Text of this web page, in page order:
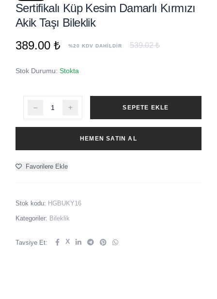
Sertifikalı Küp Kesim Damarlı Kırmızı
Akik Taşı Bileklik
389.00 ₺
%20 KDV DAHİLDİR 539.02 ₺
Stok Durumu: Stokta
SEPETE EKLE
HEMEN SATIN AL
Favorilere Ekle
Stok kodu: HGBUKY16
Kategoriler: Bileklik
Tavsiye Et: X